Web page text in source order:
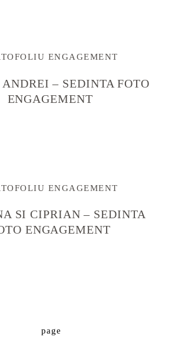
ENGAGEMENT
– SEDINTA FOTO
ENGAGEMENT
ENGAGEMENT
SI CIPRIAN – SEDINTA
ENGAGEMENT